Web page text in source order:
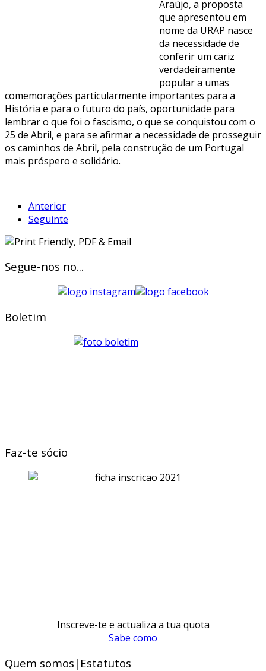
Araújo, a proposta
que apresentou em
nome da URAP nasce
da necessidade de
conferir um cariz
verdadeiramente
popular a umas
comemorações particularmente importantes para a
História e para o futuro do país, oportunidade para
lembrar o que foi o fascismo, o que se conquistou com o
25 de Abril, e para se afirmar a necessidade de prosseguir
os caminhos de Abril, pela construção de um Portugal
mais próspero e solidário.
Anterior
Seguinte
Segue-nos no...
Boletim
Faz-te sócio
Inscreve-te e actualiza a tua quota
Sabe como
Quem somos|Estatutos